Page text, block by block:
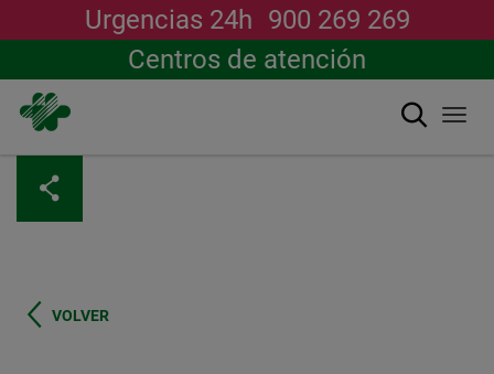
contenido
principal
Urgencias 24h 900 269 269
Centros de atención
Buscar
VOLVER